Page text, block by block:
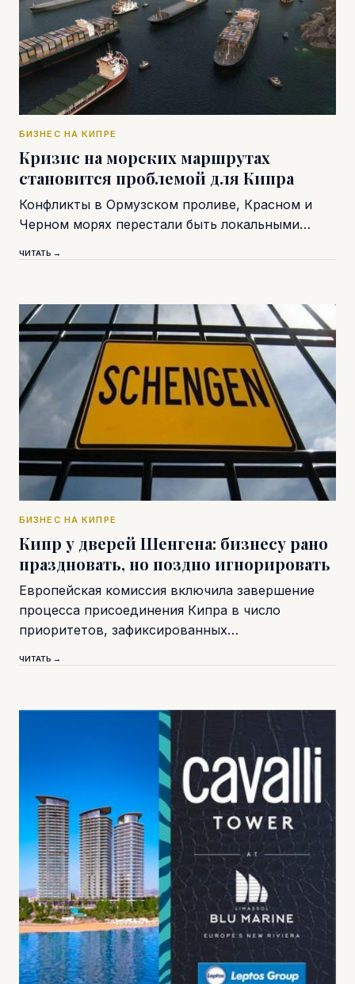
БИЗНЕС НА КИПРЕ
Кризис на морских маршрутах
становится проблемой для Кипра
Конфликты в Ормузском проливе, Красном и
Черном морях перестали быть локальными…
ЧИТАТЬ →
БИЗНЕС НА КИПРЕ
Кипр у дверей Шенгена: бизнесу рано
праздновать, но поздно игнорировать
Европейская комиссия включила завершение
процесса присоединения Кипра в число
приоритетов, зафиксированных…
ЧИТАТЬ →